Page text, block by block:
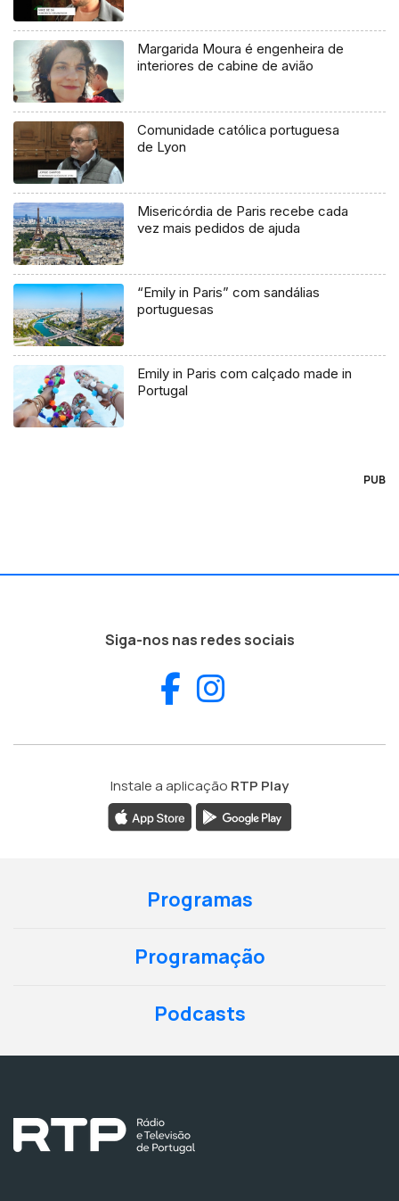
Margarida Moura é engenheira de
interiores de cabine de avião
Comunidade católica portuguesa
de Lyon
Misericórdia de Paris recebe cada
vez mais pedidos de ajuda
“Emily in Paris” com sandálias
portuguesas
Emily in Paris com calçado made in
Portugal
PUB
Siga-nos nas redes sociais
Facebook
Instale a aplicação RTP Play
Programas
Programação
Podcasts